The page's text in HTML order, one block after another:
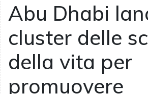
Abu Dhabi
cluster delle
della vita per
promuovere